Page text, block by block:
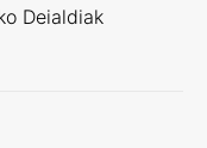
Deialdiak